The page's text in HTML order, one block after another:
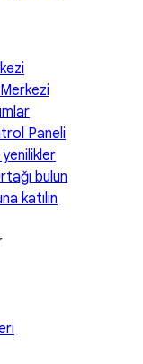
Paneli
bulun
katılın